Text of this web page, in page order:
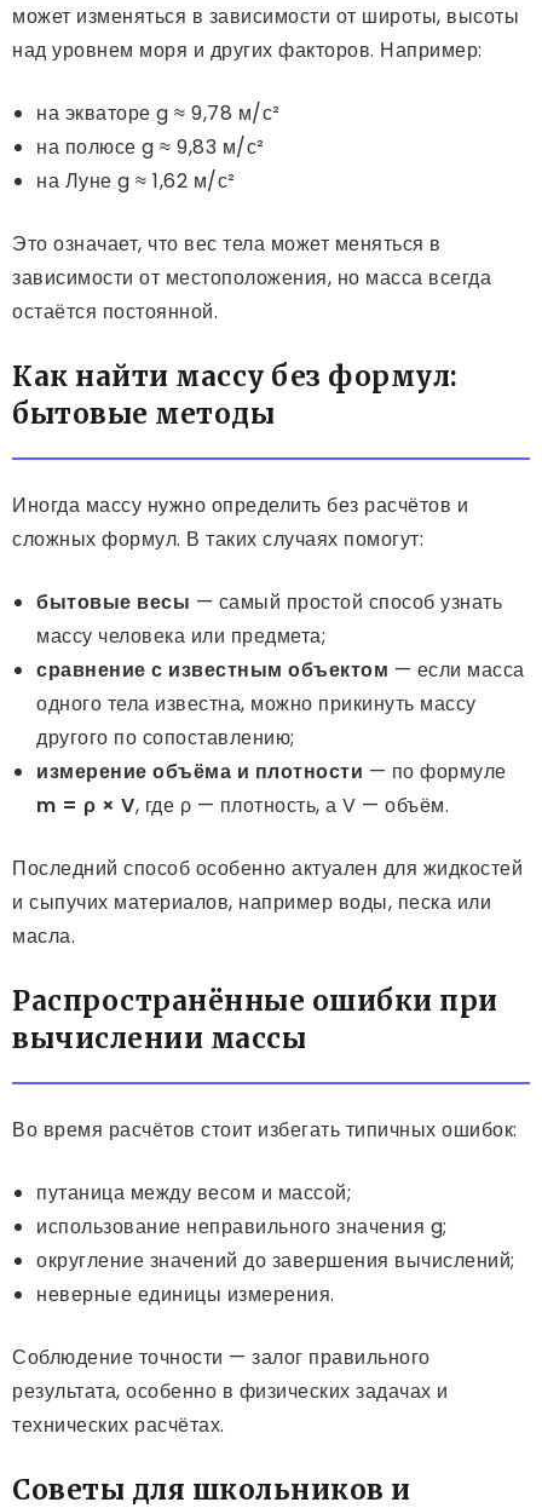
может изменяться в зависимости от широты, высоты
над уровнем моря и других факторов. Например:
на экваторе g ≈ 9,78 м/с²
на полюсе g ≈ 9,83 м/с²
на Луне g ≈ 1,62 м/с²
Это означает, что вес тела может меняться в
зависимости от местоположения, но масса всегда
остаётся постоянной.
Как найти массу без формул:
бытовые методы
Иногда массу нужно определить без расчётов и
сложных формул. В таких случаях помогут:
бытовые весы — самый простой способ узнать
массу человека или предмета;
сравнение с известным объектом — если масса
одного тела известна, можно прикинуть массу
другого по сопоставлению;
измерение объёма и плотности — по формуле
m = ρ × V, где ρ — плотность, а V — объём.
Последний способ особенно актуален для жидкостей
и сыпучих материалов, например воды, песка или
масла.
Распространённые ошибки при
вычислении массы
Во время расчётов стоит избегать типичных ошибок:
путаница между весом и массой;
использование неправильного значения g;
округление значений до завершения вычислений;
неверные единицы измерения.
Соблюдение точности — залог правильного
результата, особенно в физических задачах и
технических расчётах.
Советы для школьников и